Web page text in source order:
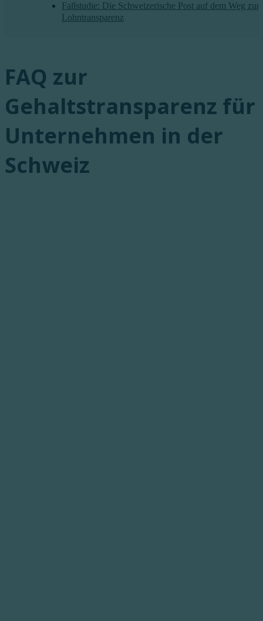
Fallstudie: Die Schweizerische Post auf dem Weg zur
Lohntransparenz
FAQ zur
Gehaltstransparenz für
Unternehmen in der
Schweiz